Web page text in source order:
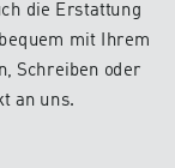
die Erstattung
mit Ihrem
Schreiben oder
an uns.